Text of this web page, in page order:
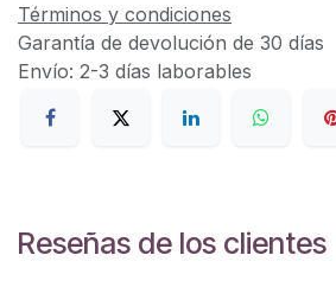
Términos y condiciones
Garantía de devolución de 30 días
Envío: 2-3 días laborables
Reseñas de los clientes